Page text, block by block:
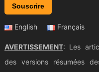
Souscrire
English Français
AVERTISSEMENT: Les
des versions résumées